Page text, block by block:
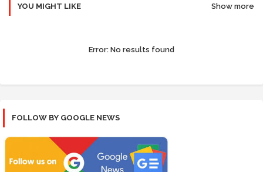
YOU MIGHT LIKE Show more
Error: No results found
FOLLOW BY GOOGLE NEWS